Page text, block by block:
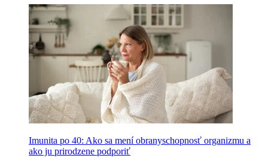
Imunita po 40: Ako sa mení obranyschopnosť organizmu a
ako ju prirodzene podporiť